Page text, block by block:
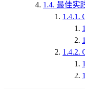
1.4. 最佳实
1.4.1.
1.4.2.